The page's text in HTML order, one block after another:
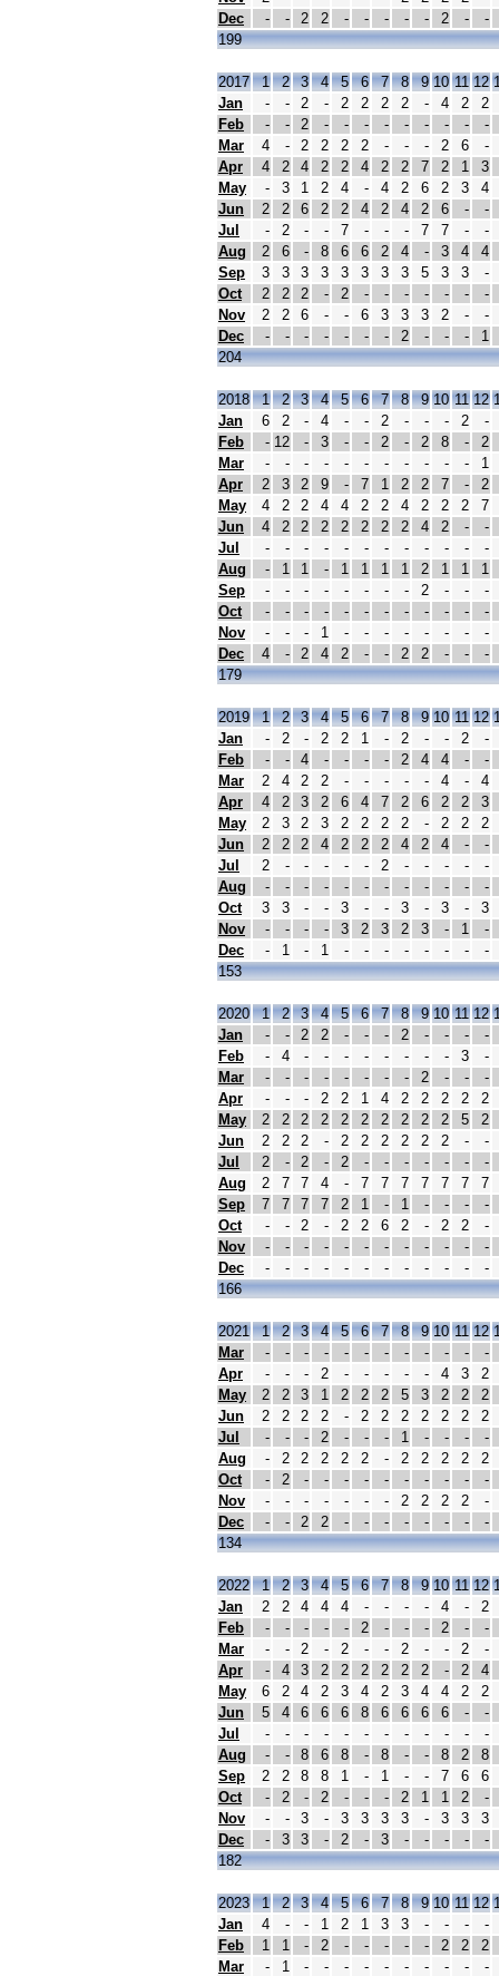
Dec
- - 2 2 - - - - - 2 -
-
199
2017 1 2 3 4 5 6 7 8 9 10 11 12
Jan
- - 2 - 2 2 2 2 - 4 2
2
Feb
- - 2 - - - - - - - -
-
Mar
4 - 2 2 2 2 - - - 2 6
-
Apr
4 2 4 2 2 4 2 2 7 2 1
3
May
- 3 1 2 4 - 4 2 6 2 3
4
Jun
2 2 6 2 2 4 2 4 2 6 -
-
Jul
- 2 - - 7 - - - 7 7 -
-
Aug
2 6 - 8 6 6 2 4 - 3 4
4
Sep
3 3 3 3 3 3 3 3 5 3 3
-
Oct
2 2 2 - 2 - - - - - -
-
Nov
2 2 6 - - 6 3 3 3 2 -
-
Dec
- - - - - - - 2 - - -
1
204
2018 1 2 3 4 5 6 7 8 9 10 11 12
Jan
6 2 - 4 - - 2 - - - 2
-
Feb
- 12 - 3 - - 2 - 2 8 -
2
Mar
- - - - - - - - - - -
1
Apr
2 3 2 9 - 7 1 2 2 7 -
2
May
4 2 2 4 4 2 2 4 2 2 2
7
Jun
4 2 2 2 2 2 2 2 4 2 -
-
Jul
- - - - - - - - - - -
-
Aug
- 1 1 - 1 1 1 1 2 1 1
1
Sep
- - - - - - - - 2 - -
-
Oct
- - - - - - - - - - -
-
Nov
- - - 1 - - - - - - -
-
Dec
4 - 2 4 2 - - 2 2 - -
-
179
2019 1 2 3 4 5 6 7 8 9 10 11 12
Jan
- 2 - 2 2 1 - 2 - - 2
-
Feb
- - 4 - - - - 2 4 4 -
-
Mar
2 4 2 2 - - - - - 4 -
4
Apr
4 2 3 2 6 4 7 2 6 2 2
3
May
2 3 2 3 2 2 2 2 - 2 2
2
Jun
2 2 2 4 2 2 2 4 2 4 -
-
Jul
2 - - - - - 2 - - - -
-
Aug
- - - - - - - - - - -
-
Oct
3 3 - - 3 - - 3 - 3 -
3
Nov
- - - - 3 2 3 2 3 - 1
-
Dec
- 1 - 1 - - - - - - -
-
153
2020 1 2 3 4 5 6 7 8 9 10 11 12
Jan
- - 2 2 - - - 2 - - -
-
Feb
- 4 - - - - - - - - 3
-
Mar
- - - - - - - - 2 - -
-
Apr
- - - 2 2 1 4 2 2 2 2
2
May
2 2 2 2 2 2 2 2 2 2 5
2
Jun
2 2 2 - 2 2 2 2 2 2 -
-
Jul
2 - 2 - 2 - - - - - -
-
Aug
2 7 7 4 - 7 7 7 7 7 7
7
Sep
7 7 7 7 2 1 - 1 - - -
-
Oct
- - 2 - 2 2 6 2 - 2 2
-
Nov
- - - - - - - - - - -
-
Dec
- - - - - - - - - - -
-
166
2021 1 2 3 4 5 6 7 8 9 10 11 12
Mar
- - - - - - - - - - -
-
Apr
- - - 2 - - - - - 4 3
2
May
2 2 3 1 2 2 2 5 3 2 2
2
Jun
2 2 2 2 - 2 2 2 2 2 2
2
Jul
- - - 2 - - - 1 - - -
-
Aug
- 2 2 2 2 2 - 2 2 2 2
2
Oct
- 2 - - - - - - - - -
-
Nov
- - - - - - - 2 2 2 2
-
Dec
- - 2 2 - - - - - - -
-
134
2022 1 2 3 4 5 6 7 8 9 10 11 12
Jan
2 2 4 4 4 - - - - 4 -
2
Feb
- - - - - 2 - - - 2 -
-
Mar
- - 2 - 2 - - 2 - - 2
-
Apr
- 4 3 2 2 2 2 2 2 - 2
4
May
6 2 4 2 3 4 2 3 4 4 2
2
Jun
5 4 6 6 6 8 6 6 6 6 -
-
Jul
- - - - - - - - - - -
-
Aug
- - 8 6 8 - 8 - - 8 2
8
Sep
2 2 8 8 1 - 1 - - 7 6
6
Oct
- 2 - 2 - - - 2 1 1 2
-
Nov
- - 3 - 3 3 3 3 - 3 3
3
Dec
- 3 3 - 2 - 3 - - - -
-
182
2023 1 2 3 4 5 6 7 8 9 10 11 12
Jan
4 - - 1 2 1 3 3 - - -
-
Feb
1 1 - 2 - - - - - 2 2
2
Mar
- 1 - - - - - - - - -
-